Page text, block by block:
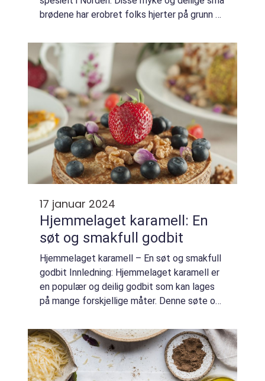
brødene har erobret folks hjerter på grunn av
artikkelen vil vi utforske hva hjemmela...
17 januar 2024
Hjemmelaget karamell: En
søt og smakfull godbit
Hjemmelaget karamell – En søt og smakfull
godbit Innledning: Hjemmelaget karamell er
en populær og deilig godbit som kan lages
på mange forskjellige måter. Denne søte og
elsket av mat- og drikkeentu...